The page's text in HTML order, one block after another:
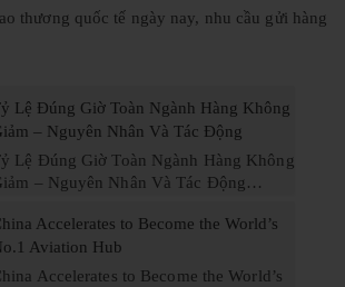
thương quốc tế ngày nay, nhu cầu gửi hàng
Lệ Đúng Giờ Toàn Ngành Hàng Không
– Nguyên Nhân Và Tác Động
Lệ Đúng Giờ Toàn Ngành Hàng Không
– Nguyên Nhân Và Tác Động…
Accelerates to Become the World’s
Aviation Hub
Accelerates to Become the World’s